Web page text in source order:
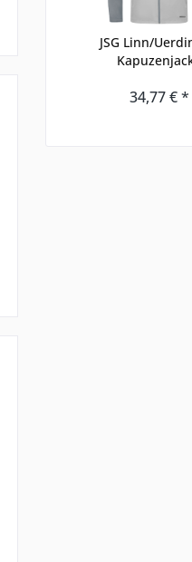
JSG Linn/
34,77 € *